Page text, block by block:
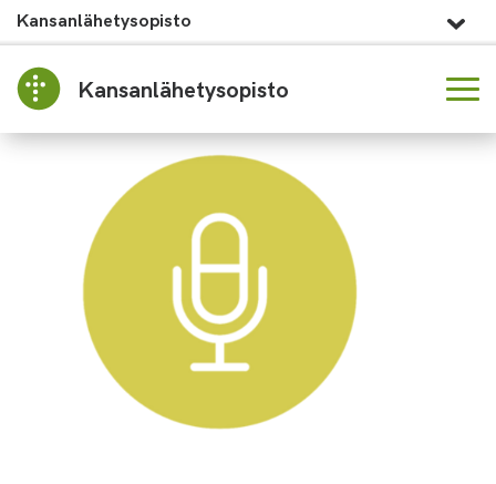
Kansanlähetysopisto
Kansanlähetysopisto